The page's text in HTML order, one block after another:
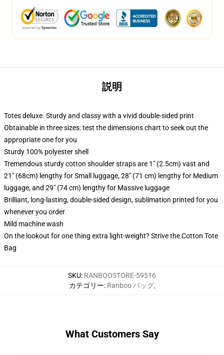
説明
Totes deluxe. Sturdy and classy with a vivid double-sided print
Obtainable in three sizes: test the dimensions chart to seek out the
appropriate one for you
Sturdy 100% polyester shell
Tremendous sturdy cotton shoulder straps are 1" (2.5cm) vast and
21" (68cm) lengthy for Small luggage, 28" (71 cm) lengthy for Medium
luggage, and 29" (74 cm) lengthy for Massive luggage
Brilliant, long-lasting, double-sided design, sublimation printed for you
whenever you order
Mild machine wash
On the lookout for one thing extra light-weight? Strive the Cotton Tote
Bag
SKU: RANBOOSTORE-59516
カテゴリー: Ranboo バッグ,
What Customers Say